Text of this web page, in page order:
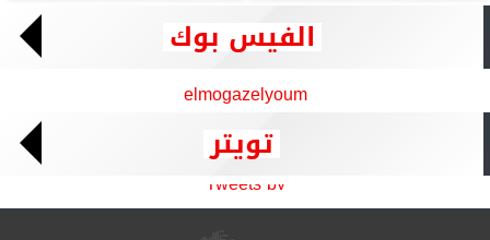
الفيس بوك
elmogazelyoum
تويتر
Tweets by